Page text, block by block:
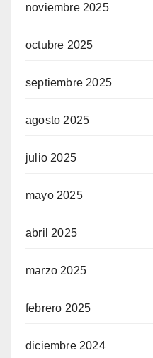
noviembre 2025
octubre 2025
septiembre 2025
agosto 2025
julio 2025
mayo 2025
abril 2025
marzo 2025
febrero 2025
diciembre 2024